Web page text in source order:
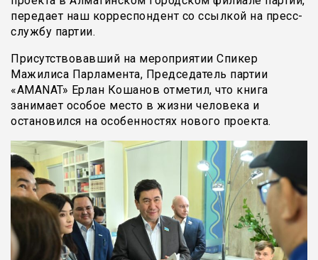
передает наш корреспондент со ссылкой на пресс-
службу партии.
Присутствовавший на мероприятии Спикер
Мажилиса Парламента, Председатель партии
«AMANAT» Ерлан Кошанов отметил, что книга
занимает особое место в жизни человека и
остановился на особенностях нового проекта.